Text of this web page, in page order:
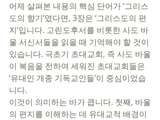
어제 살펴본 내용의 핵심 단어가 ‘그리스
도의 향기’였다면, 3장은 ‘그리스도의 편
지’입니다. 고린도후서를 비롯한 사도 바
울 서신서들을 읽을 때 기억해야 할 것이
있습니다. 극초기 초대교회, 즉 사도 바울
이 복음을 전하여 세워진 초대교회들은
‘유대인 개종 기독교인들’이 중심이었습
니다.
이것이 의미하는 바가 큽니다. 첫째, 바울
의 편지를 이해하는 데 유대교적 배경이